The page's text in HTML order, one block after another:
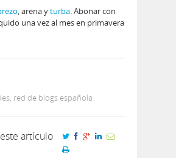
, arena yturba. Abonar con
una vez al mes en primavera
red de blogs española
artículo